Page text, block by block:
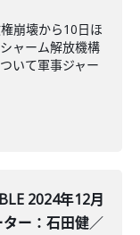
崩壊から10日ほ
ャーム解放機構
いて軍事ジャー
2024年12月
ー：石田健／